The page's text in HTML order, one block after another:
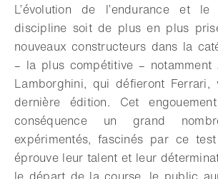
L’évolution de l’endurance et
discipline soit de plus en plus
nouveaux constructeurs dans la
– la plus compétitive – notamment
Lamborghini, qui défieront Ferrari,
dernière édition. Cet
conséquence un grand
expérimentés, fascinés par ce
éprouve leur talent et leur